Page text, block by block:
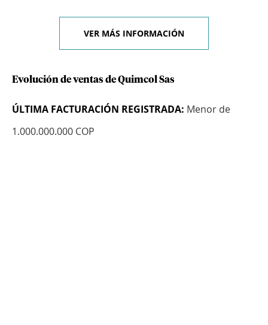
VER MÁS INFORMACIÓN
Evolución de ventas de Quimcol Sas
ÚLTIMA FACTURACIÓN REGISTRADA: Menor de
1.000.000.000 COP